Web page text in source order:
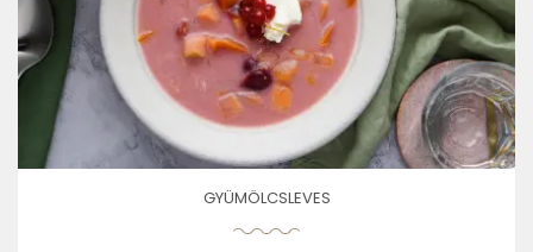
GYÜMÖLCSLEVES